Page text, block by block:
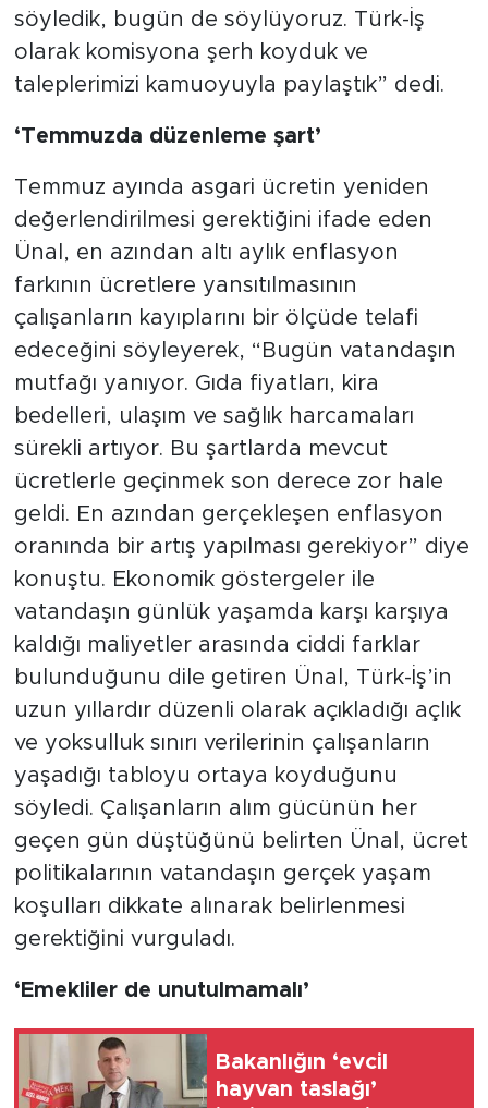
söyledik, bugün de söylüyoruz. Türk-İş
olarak komisyona şerh koyduk ve
taleplerimizi kamuoyuyla paylaştık” dedi.
‘Temmuzda düzenleme şart’
Temmuz ayında asgari ücretin yeniden
değerlendirilmesi gerektiğini ifade eden
Ünal, en azından altı aylık enflasyon
farkının ücretlere yansıtılmasının
çalışanların kayıplarını bir ölçüde telafi
edeceğini söyleyerek, “Bugün vatandaşın
mutfağı yanıyor. Gıda fiyatları, kira
bedelleri, ulaşım ve sağlık harcamaları
sürekli artıyor. Bu şartlarda mevcut
ücretlerle geçinmek son derece zor hale
geldi. En azından gerçekleşen enflasyon
oranında bir artış yapılması gerekiyor” diye
konuştu. Ekonomik göstergeler ile
vatandaşın günlük yaşamda karşı karşıya
kaldığı maliyetler arasında ciddi farklar
bulunduğunu dile getiren Ünal, Türk-İş’in
uzun yıllardır düzenli olarak açıkladığı açlık
ve yoksulluk sınırı verilerinin çalışanların
yaşadığı tabloyu ortaya koyduğunu
söyledi. Çalışanların alım gücünün her
geçen gün düştüğünü belirten Ünal, ücret
politikalarının vatandaşın gerçek yaşam
koşulları dikkate alınarak belirlenmesi
gerektiğini vurguladı.
‘Emekliler de unutulmamalı’
Bakanlığın ‘evcil
hayvan taslağı’